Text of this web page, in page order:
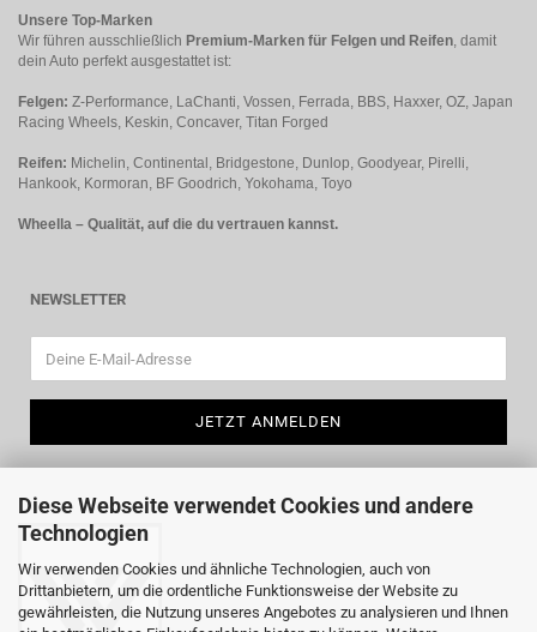
Diese Webseite verwendet Cookies und andere
Technologien
Wir verwenden Cookies und ähnliche Technologien, auch von
Drittanbietern, um die ordentliche Funktionsweise der Website zu
gewährleisten, die Nutzung unseres Angebotes zu analysieren und Ihnen
Unsere Top-Marken
Wir führen ausschließlich Premium-Marken für Felgen und Reifen, damit
dein Auto perfekt ausgestattet ist:
Felgen: Z-Performance, LaChanti, Vossen, Ferrada, BBS, Haxxer, OZ, Japan
Racing Wheels, Keskin, Concaver, Titan Forged
Reifen: Michelin, Continental, Bridgestone, Dunlop, Goodyear, Pirelli,
Hankook, Kormoran, BF Goodrich, Yokohama, Toyo
Wheella – Qualität, auf die du vertrauen kannst.
NEWSLETTER